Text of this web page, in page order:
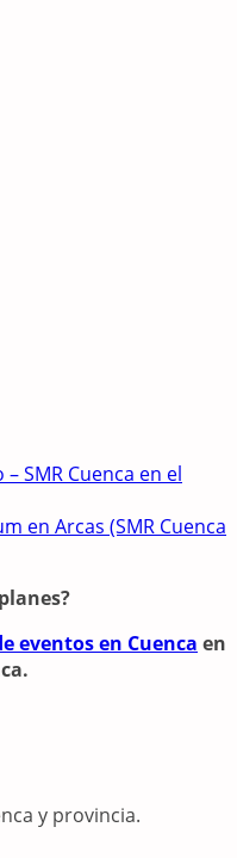
SMR Cuenca en el
en Arcas (SMR Cuenca
eventos en Cuenca en
y provincia.